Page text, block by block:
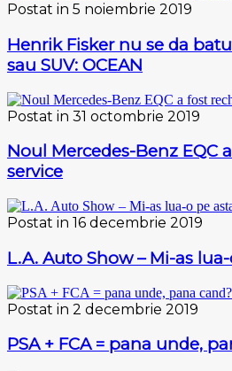
Postat in 5 noiembrie 2019
Henrik Fisker nu se da
sau SUV: OCEAN
Postat in 31 octombrie 2019
Noul Mercedes-Benz EQC
service
Postat in 16 decembrie 2019
L.A. Auto Show – Mi-as
Postat in 2 decembrie 2019
PSA + FCA = pana unde,